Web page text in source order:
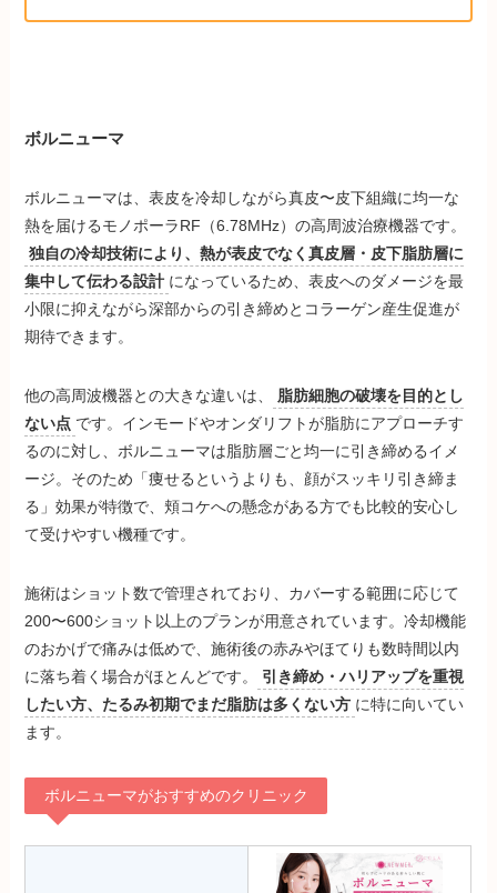
ボルニューマ
ボルニューマは、表皮を冷却しながら真皮〜皮下組織に均一な
熱を届けるモノポーラRF（6.78MHz）の高周波治療機器です。
独自の冷却技術により、熱が表皮でなく真皮層・皮下脂肪層に
集中して伝わる設計 になっているため、表皮へのダメージを最
小限に抑えながら深部からの引き締めとコラーゲン産生促進が
期待できます。
他の高周波機器との大きな違いは、
脂肪細胞の破壊を目的とし
ない点 です。インモードやオンダリフトが脂肪にアプローチす
るのに対し、ボルニューマは脂肪層ごと均一に引き締めるイメ
ージ。そのため「痩せるというよりも、顔がスッキリ引き締ま
る」効果が特徴で、頬コケへの懸念がある方でも比較的安心し
て受けやすい機種です。
施術はショット数で管理されており、カバーする範囲に応じて
200〜600ショット以上のプランが用意されています。冷却機能
のおかげで痛みは低めで、施術後の赤みやほてりも数時間以内
に落ち着く場合がほとんどです。
引き締め・ハリアップを重視
したい方、たるみ初期でまだ脂肪は多くない方 に特に向いてい
ます。
ボルニューマがおすすめのクリニック